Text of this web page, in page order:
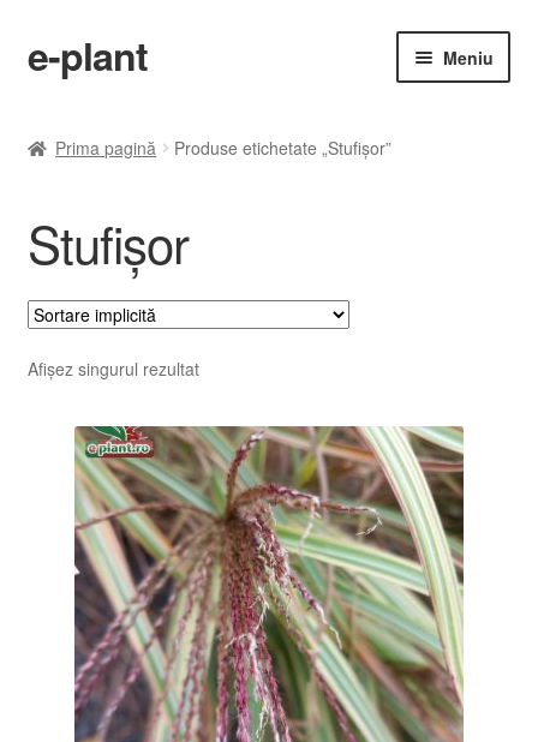
Sari
la
Sari
la
e-plant Meniu
Contact
Checkout
Prima pagină Produse etichetate „Stufişor”
Stufişor
Afișez singurul rezultat